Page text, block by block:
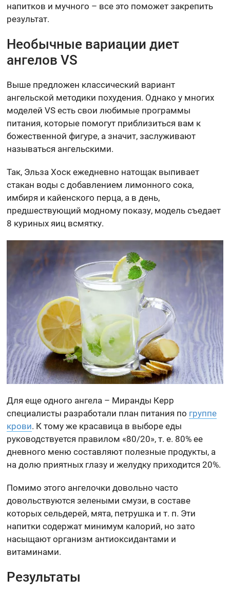
напитков и мучного – все это поможет закрепить
результат.
Необычные вариации диет
ангелов VS
Выше предложен классический вариант
ангельской методики похудения. Однако у многих
моделей VS есть свои любимые программы
питания, которые помогут приблизиться вам к
божественной фигуре, а значит, заслуживают
называться ангельскими.
Так, Эльза Хоск ежедневно натощак выпивает
стакан воды с добавлением лимонного сока,
имбиря и кайенского перца, а в день,
предшествующий модному показу, модель съедает
8 куриных яиц всмятку.
Для еще одного ангела – Миранды Керр
специалисты разработали план питания по группе
крови. К тому же красавица в выборе еды
руководствуется правилом «80/20», т. е. 80% ее
дневного меню составляют полезные продукты, а
на долю приятных глазу и желудку приходится 20%.
Помимо этого ангелочки довольно часто
довольствуются зелеными смузи, в составе
которых сельдерей, мята, петрушка и т. п. Эти
напитки содержат минимум калорий, но зато
насыщают организм антиоксидантами и
витаминами.
Результаты